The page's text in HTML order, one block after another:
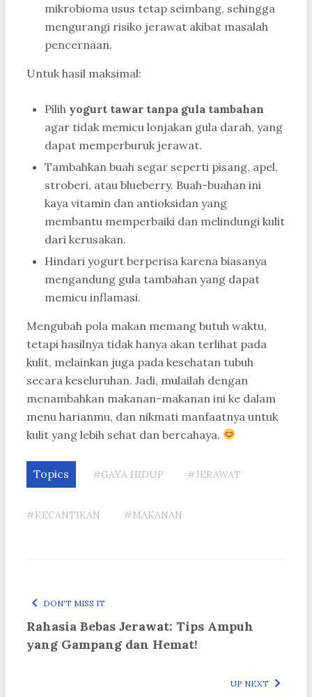
mikrobioma usus tetap seimbang, sehingga
mengurangi risiko jerawat akibat masalah
pencernaan.
Untuk hasil maksimal:
Pilih yogurt tawar tanpa gula tambahan
agar tidak memicu lonjakan gula darah, yang
dapat memperburuk jerawat.
Tambahkan buah segar seperti pisang, apel,
stroberi, atau blueberry. Buah-buahan ini
kaya vitamin dan antioksidan yang
membantu memperbaiki dan melindungi kulit
dari kerusakan.
Hindari yogurt berperisa karena biasanya
mengandung gula tambahan yang dapat
memicu inflamasi.
Mengubah pola makan memang butuh waktu,
tetapi hasilnya tidak hanya akan terlihat pada
kulit, melainkan juga pada kesehatan tubuh
secara keseluruhan. Jadi, mulailah dengan
menambahkan makanan-makanan ini ke dalam
menu harianmu, dan nikmati manfaatnya untuk
kulit yang lebih sehat dan bercahaya.
Topics #GAYA HIDUP #JERAWAT
#KECANTIKAN #MAKANAN
DON'T MISS IT
Rahasia Bebas Jerawat: Tips Ampuh
yang Gampang dan Hemat!
UP NEXT